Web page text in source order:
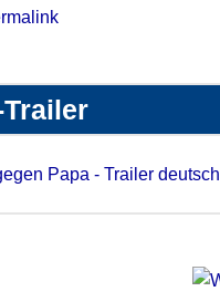
Papa - Trailer deutsch